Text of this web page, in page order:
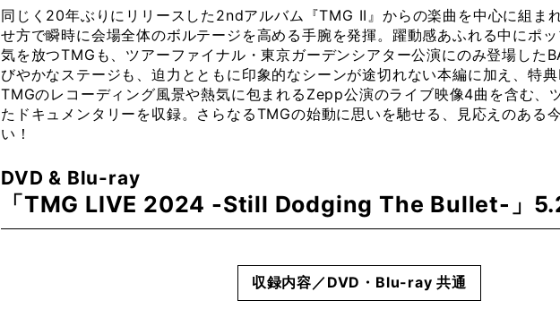
同じく20年ぶりにリリースした2ndアルバム『TMG II』からの楽曲を中心に組ま
せ方で瞬時に会場全体のボルテージを高める手腕を発揮。躍動感あふれる中にポ
気を放つTMGも、ツアーファイナル・東京ガーデンシアター公演にのみ登場した
びやかなステージも、迫力とともに印象的なシーンが途切れない本編に加え、特
TMGのレコーディング風景や熱気に包まれるZepp公演のライブ映像4曲を含む、
たドキュメンタリーを収録。さらなるTMGの始動に思いを馳せる、見応えのある
い！
DVD & Blu-ray
「TMG LIVE 2024 -Still Dodging The Bullet-」
収録内容／DVD・Blu-ray 共通